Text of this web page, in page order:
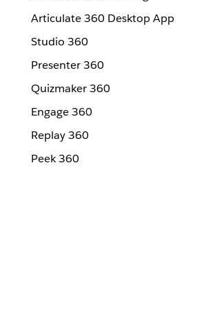
Articulate 360 Desktop App
Studio 360
Presenter 360
Quizmaker 360
Engage 360
Replay 360
Peek 360